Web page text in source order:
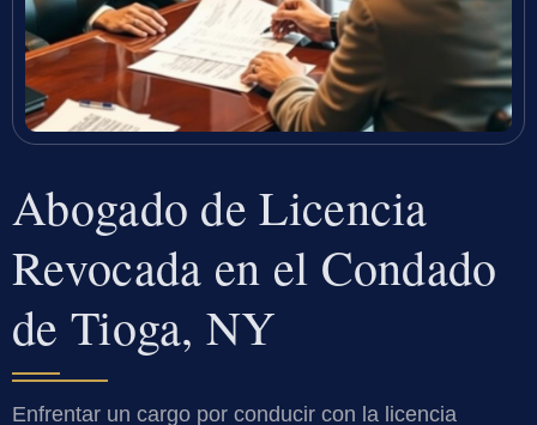
Abogado de Licencia
Revocada en el Condado
de Tioga, NY
Enfrentar un cargo por conducir con la licencia